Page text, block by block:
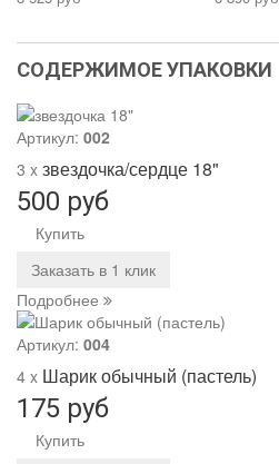
СОДЕРЖИМОЕ УПАКОВКИ
Артикул: 002
3 x звездочка/сердце 18"
500 руб
Купить
Заказать в 1 клик
Подробнее
Артикул: 004
4 x Шарик обычный (пастель)
175 руб
Купить